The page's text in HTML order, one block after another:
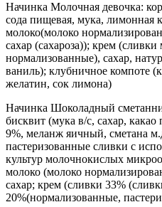
Начинка Молочная девочка:
сода пищевая, мука, лимонная
молоко(молоко
сахар (сахароза)); крем
нормализованные), сахар,
ваниль); клубничное компоте
желатин, сок лимона)
Начинка Шоколадный
бисквит (мука в/с, сахар,
9%, меланж яичный, сметана
пастеризованные сливки с
культур молочнокислых
молоко (молоко
сахар; крем (сливки 33%
20%(нормализованные,